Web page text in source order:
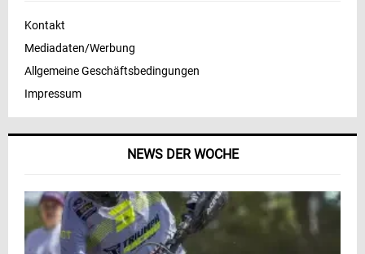
NEWS DER WOCHE
Kontakt
Mediadaten/Werbung
Allgemeine Geschäftsbedingungen
Impressum